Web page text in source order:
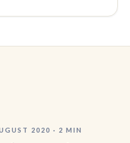
2020 · 2 MIN